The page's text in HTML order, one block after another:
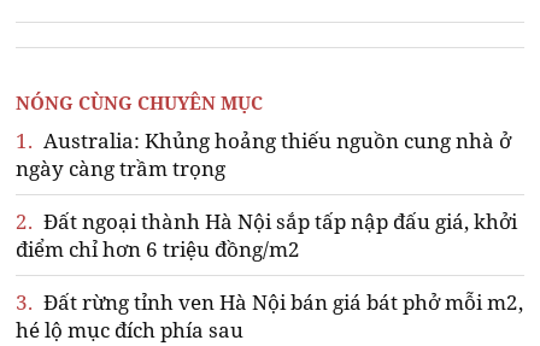
NÓNG CÙNG CHUYÊN MỤC
1. Australia: Khủng hoảng thiếu nguồn cung nhà ở
ngày càng trầm trọng
2. Đất ngoại thành Hà Nội sắp tấp nập đấu giá, khởi
điểm chỉ hơn 6 triệu đồng/m2
3. Đất rừng tỉnh ven Hà Nội bán giá bát phở mỗi m2,
hé lộ mục đích phía sau